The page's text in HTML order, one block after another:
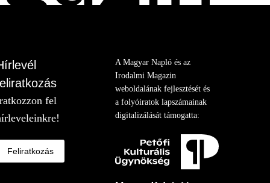
fel
Feliratkozás
A Magyar Napló és az
Irodalmi Magazin
weboldalának fejlesztését és
a folyóiratok lapszámainak
digitalizálását támogatta: